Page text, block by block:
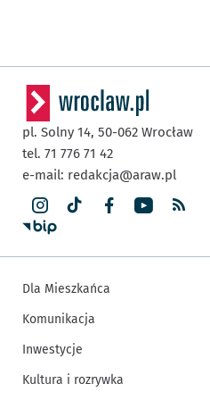
pl. Solny 14, 50-062 Wrocław
tel. 71 776 71 42
e-mail: redakcja@araw.pl
Dla Mieszkańca
Komunikacja
Inwestycje
Kultura i rozrywka